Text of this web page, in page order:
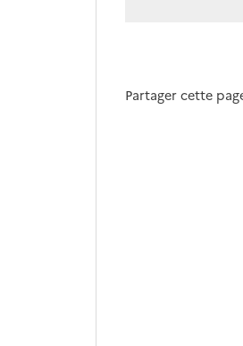
Partager cette